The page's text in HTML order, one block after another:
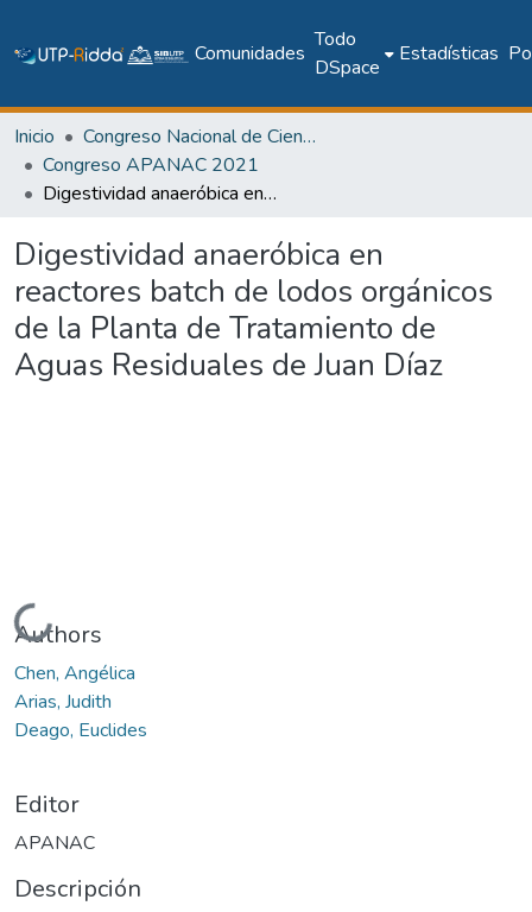
Comunidades
Todo
DSpace
Estadísticas
Inicio
Congreso Nacional de Ciencia y Tecnología – APANAC
Congreso APANAC 2021
Digestividad anaeróbica en reactores batch de lodos orgánicos de la Planta de Tratamiento de Aguas Residuales de Juan Díaz
Digestividad anaeróbica en
reactores batch de lodos orgánicos
de la Planta de Tratamiento de
Aguas Residuales de Juan Díaz
Cargando...
Authors
Chen, Angélica
Arias, Judith
Deago, Euclides
Editor
APANAC
Descripción